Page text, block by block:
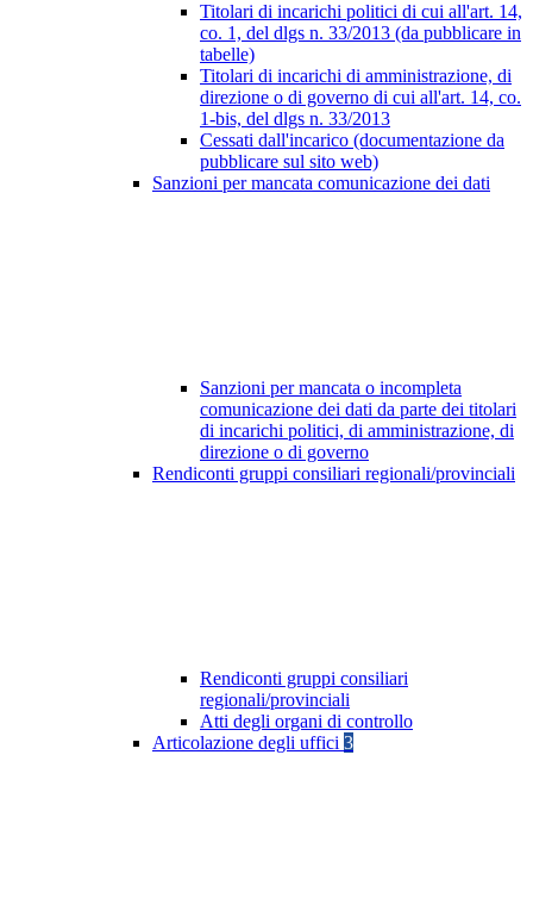
Titolari di incarichi politici di cui all'art. 14,
co. 1, del dlgs n. 33/2013 (da pubblicare in
tabelle)
Titolari di incarichi di amministrazione, di
direzione o di governo di cui all'art. 14, co.
1-bis, del dlgs n. 33/2013
Cessati dall'incarico (documentazione da
pubblicare sul sito web)
Sanzioni per mancata comunicazione dei dati
Sanzioni per mancata o incompleta
comunicazione dei dati da parte dei titolari
di incarichi politici, di amministrazione, di
direzione o di governo
Rendiconti gruppi consiliari regionali/provinciali
Rendiconti gruppi consiliari
regionali/provinciali
Atti degli organi di controllo
Articolazione degli uffici 3